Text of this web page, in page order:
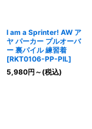
I am a Sprinter! AW ア
ヤ パーカー プルオーバ
ー 裏パイル 練習着
[RKT0106-PP-PIL]
5,980円 ～ (税込)